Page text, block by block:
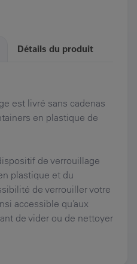
Détails du produit
est livré sans cadenas
en plastique de
de verrouillage
plastique et du
de verrouiller votre
accessible qu’aux
de vider ou de nettoyer
déverrouiller